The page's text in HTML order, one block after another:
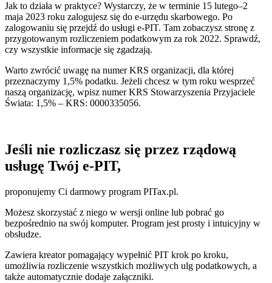
Jak to działa w praktyce? Wystarczy, że w terminie 15 lutego–2
maja 2023 roku zalogujesz się do e-urzędu skarbowego. Po
zalogowaniu się przejdź do usługi e-PIT. Tam zobaczysz stronę z
przygotowanym rozliczeniem podatkowym za rok 2022. Sprawdź,
czy wszystkie informacje się zgadzają.
Warto zwrócić uwagę na numer KRS organizacji, dla której
przeznaczymy 1,5% podatku. Jeżeli chcesz w tym roku wesprzeć
naszą organizację, wpisz numer KRS Stowarzyszenia Przyjaciele
Świata: 1,5% – KRS: 0000335056.
Jeśli nie rozliczasz się przez rządową
usługę Twój e-PIT,
proponujemy Ci darmowy program PITax.pl.
Możesz skorzystać z niego w wersji online lub pobrać go
bezpośrednio na swój komputer. Program jest prosty i intuicyjny w
obsłudze.
Zawiera kreator pomagający wypełnić PIT krok po kroku,
umożliwia rozliczenie wszystkich możliwych ulg podatkowych, a
także automatycznie dodaje załączniki.